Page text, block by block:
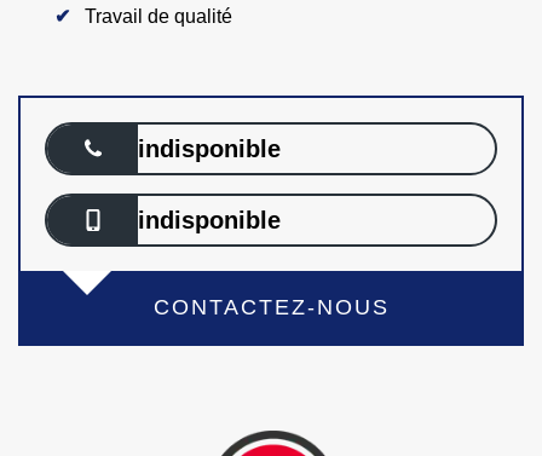
Travail de qualité
indisponible
indisponible
CONTACTEZ-NOUS